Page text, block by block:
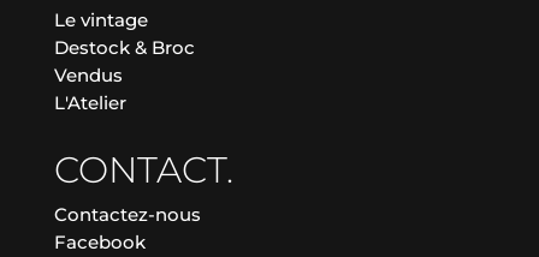
Le vintage
Destock & Broc
Vendus
L'Atelier
CONTACT.
Contactez-nous
Facebook